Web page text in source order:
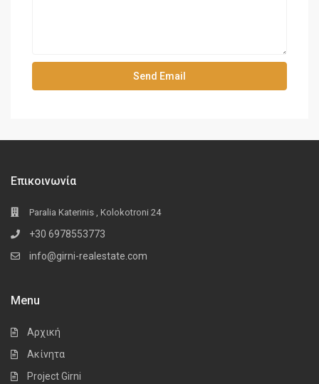
Επικοινωνία
Paralia Katerinis , Kolokotroni 24
+30 6978553773
info@girni-realestate.com
Menu
Αρχική
Ακίνητα
Project Girni